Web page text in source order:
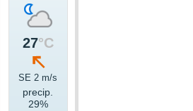
27°C
SE 2 m/s
precip.
29%